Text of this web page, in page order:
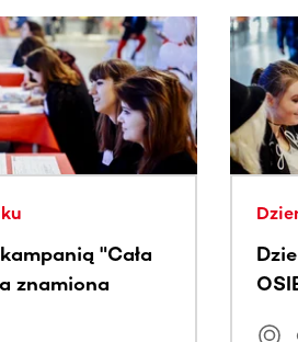
przewijane w poziomie. Użyj
"Cała
znamiona